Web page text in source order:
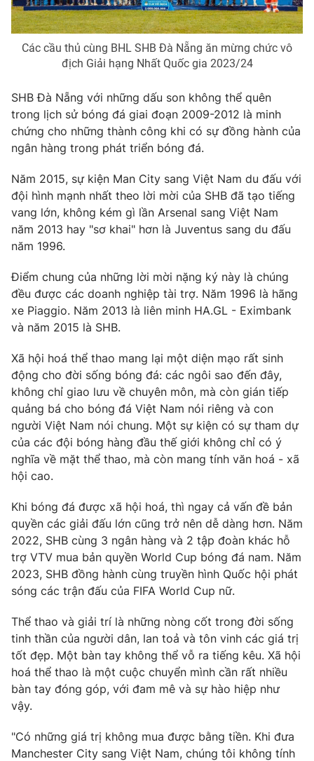
Các cầu thủ cùng BHL SHB Đà Nẵng ăn mừng chức vô
địch Giải hạng Nhất Quốc gia 2023/24
SHB Đà Nẵng với những dấu son không thể quên
trong lịch sử bóng đá giai đoạn 2009-2012 là minh
chứng cho những thành công khi có sự đồng hành của
ngân hàng trong phát triển bóng đá.
Năm 2015, sự kiện Man City sang Việt Nam du đấu với
đội hình mạnh nhất theo lời mời của SHB đã tạo tiếng
vang lớn, không kém gì lần Arsenal sang Việt Nam
năm 2013 hay "sơ khai" hơn là Juventus sang du đấu
năm 1996.
Điểm chung của những lời mời nặng ký này là chúng
đều được các doanh nghiệp tài trợ. Năm 1996 là hãng
xe Piaggio. Năm 2013 là liên minh HA.GL - Eximbank
và năm 2015 là SHB.
Xã hội hoá thể thao mang lại một diện mạo rất sinh
động cho đời sống bóng đá: các ngôi sao đến đây,
không chỉ giao lưu về chuyên môn, mà còn gián tiếp
quảng bá cho bóng đá Việt Nam nói riêng và con
người Việt Nam nói chung. Một sự kiện có sự tham dự
của các đội bóng hàng đầu thế giới không chỉ có ý
nghĩa về mặt thể thao, mà còn mang tính văn hoá - xã
hội cao.
Khi bóng đá được xã hội hoá, thì ngay cả vấn đề bản
quyền các giải đấu lớn cũng trở nên dễ dàng hơn. Năm
2022, SHB cùng 3 ngân hàng và 2 tập đoàn khác hỗ
trợ VTV mua bản quyền World Cup bóng đá nam. Năm
2023, SHB đồng hành cùng truyền hình Quốc hội phát
sóng các trận đấu của FIFA World Cup nữ.
Thể thao và giải trí là những nòng cốt trong đời sống
tinh thần của người dân, lan toả và tôn vinh các giá trị
tốt đẹp. Một bàn tay không thể vỗ ra tiếng kêu. Xã hội
hoá thể thao là một cuộc chuyển mình cần rất nhiều
bàn tay đóng góp, với đam mê và sự hào hiệp như
vậy.
"Có những giá trị không mua được bằng tiền. Khi đưa
Manchester City sang Việt Nam, chúng tôi không tính